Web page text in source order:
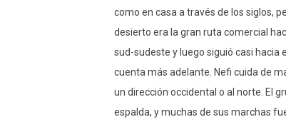
como en casa a través de los siglos,
desierto era la gran ruta comercial
sud-sudeste y luego siguió casi
cuenta más adelante. Nefi cuida de
un dirección occidental o al norte. El
espalda, y muchas de sus marchas